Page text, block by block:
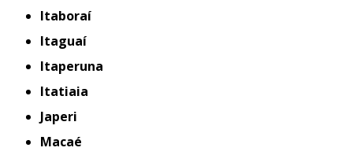
Itaboraí
Itaguaí
Itaperuna
Itatiaia
Japeri
Macaé